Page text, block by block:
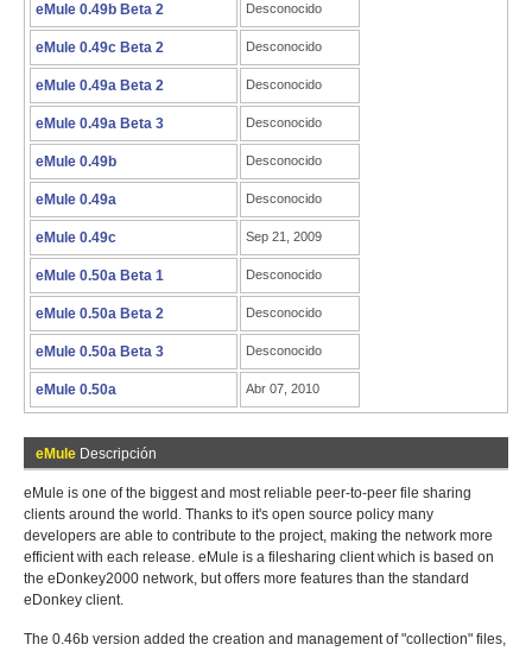
eMule 0.49b Beta 2 Desconocido
eMule 0.49c Beta 2 Desconocido
eMule 0.49a Beta 2 Desconocido
eMule 0.49a Beta 3 Desconocido
eMule 0.49b Desconocido
eMule 0.49a Desconocido
eMule 0.49c Sep 21, 2009
eMule 0.50a Beta 1 Desconocido
eMule 0.50a Beta 2 Desconocido
eMule 0.50a Beta 3 Desconocido
eMule 0.50a Abr 07, 2010
eMule Descripción
eMule is one of the biggest and most reliable peer-to-peer file sharing
clients around the world. Thanks to it's open source policy many
developers are able to contribute to the project, making the network more
efficient with each release. eMule is a filesharing client which is based on
the eDonkey2000 network, but offers more features than the standard
eDonkey client.
The 0.46b version added the creation and management of "collection" files,